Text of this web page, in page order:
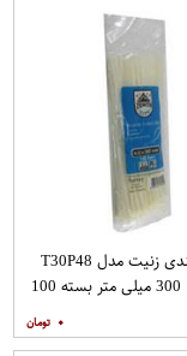
بست کمربندی زنیت مدل T30P48
سایز 4.8 × 300 میلی متر بسته 100
۰